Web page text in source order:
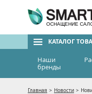
ОСНАЩЕНИЕ
КАТАЛОГ
Наши
бренды
Главная > Новости >